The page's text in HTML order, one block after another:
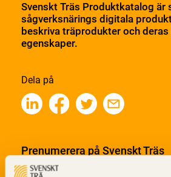
Svenskt Träs Produktkatalog är
sågverksnärings digitala
beskriva träprodukter och deras
egenskaper.
Dela på
Prenumerera på Svenskt Träs
informationsutskick!